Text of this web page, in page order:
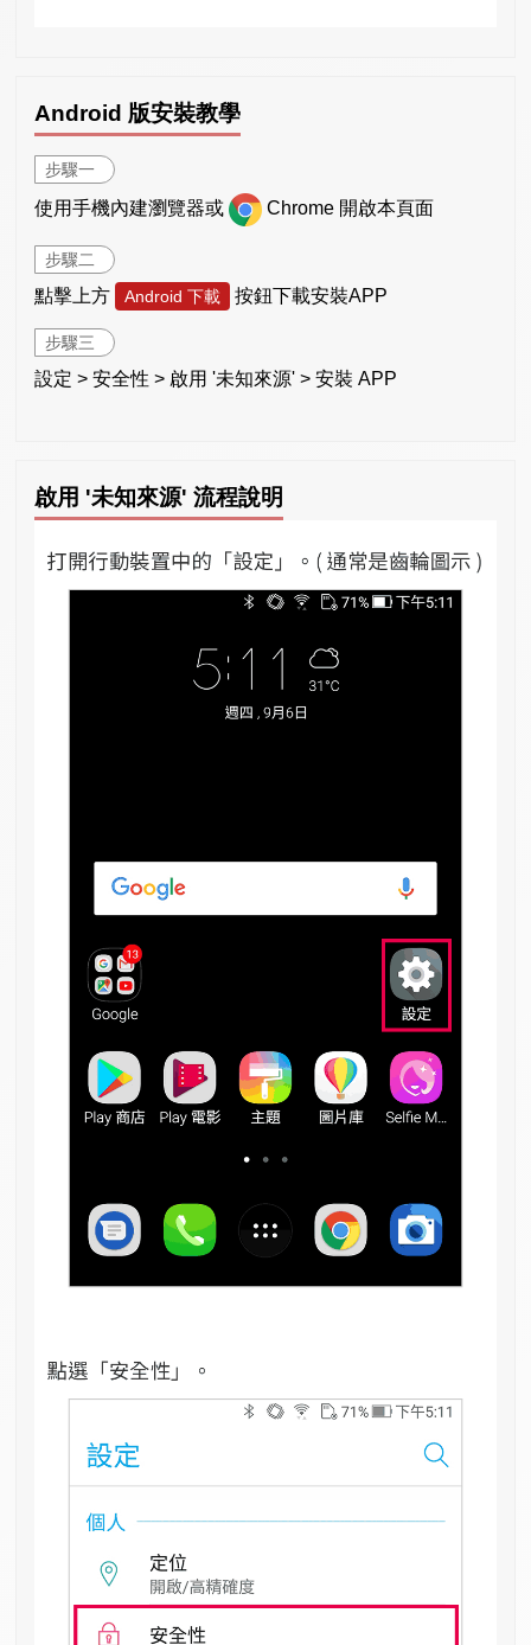
Android 版安裝教學
步驟一
使用手機內建瀏覽器或 Chrome 開啟本頁面
步驟二
點擊上方 Android 下載 按鈕下載安裝APP
步驟三
設定 > 安全性 > 啟用 '未知來源' > 安裝 APP
啟用 '未知來源' 流程說明